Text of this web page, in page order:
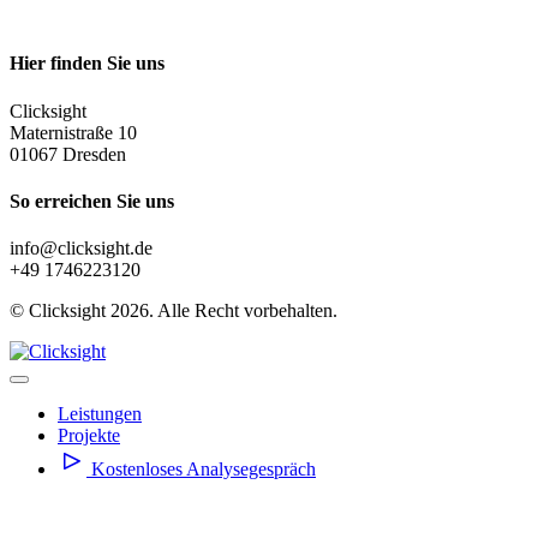
Hier finden Sie uns
Clicksight
Maternistraße 10
01067 Dresden
So erreichen Sie uns
info@clicksight.de
+49 1746223120
© Clicksight 2026. Alle Recht vorbehalten.
Leistungen
Projekte
Kostenloses Analysegespräch